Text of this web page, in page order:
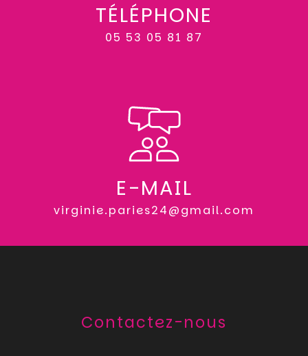
TÉLÉPHONE
05 53 05 81 87
E-MAIL
virginie.paries24@gmail.com
Contactez-nous